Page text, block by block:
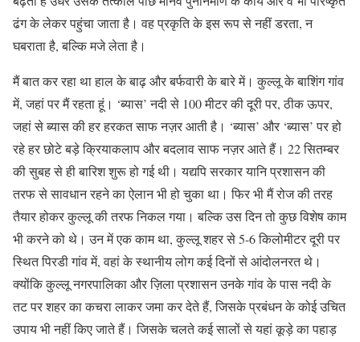
ढंग के लेकर पहुंचा जाता है। वह प्रकृति के इस रूप से नहीं डरता, न
घबराता है, बल्कि मजे लेता है।
मैं बात कर रहा था हाल के बाढ़ और बर्फवारी के बारे में। कुल्लू के बाशिंग गांव
में, जहां पर मैं रहता हूं। ‘ब्यास’ नदी से 100 मीटर की दूरी पर, ठीक ऊपर,
जहां से ब्यास की हर हरकत साफ नज़र आती है। ‘ब्यास’ और ‘ब्यास’ पर हो
रहे हर छोटे बड़े क्रियाकलाप और बदलाव साफ नज़र आते हैं। 22 सितम्बर
की सुबह से ही बारिश शुरू हो गई थी। यद्यपि सरकार यानि प्रशासन की
तरफ से सावधान रहने का ऐलान भी हो चुका था। फिर भी मैं रोज की तरह
तैयार होकर कुल्लू की तरफ निकल गया। बल्कि उस दिन तो कुछ विशेष काम
भी करने को थे। उन में एक काम था, कुल्लू शहर से 5-6 किलोमीटर दूरी पर
स्थित पिरडी गांव में, वहां के स्थानीय लोग कई दिनों से आंदोलनरत थे।
क्योंकि कुल्लू नगरपालिका और ज़िला प्रशासन उनके गांव के पास नदी के
तट पर शहर का कचरा लाकर जमा कर देते हैं, जिसके प्रबंधन के कोई उचित
उपाय भी नहीं किए जाते हैं। जिसके चलते कई सालों से यहां कूड़े का पहाड़